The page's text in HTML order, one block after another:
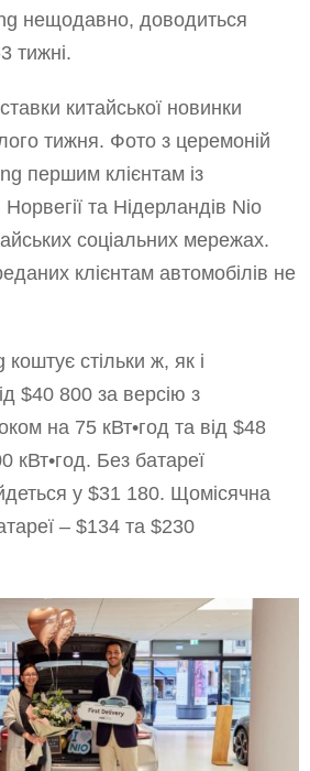
нещодавно, доводиться
тижні.
китайської новинки
тижня. Фото з церемоній
першим клієнтам із
та Нідерландів Nio
соціальних мережах.
клієнтам автомобілів не
стільки ж, як і
$40 800 за версію з
на 75 кВт•год та від $48
кВт•год. Без батареї
у $31 180. Щомісячна
– $134 та $230